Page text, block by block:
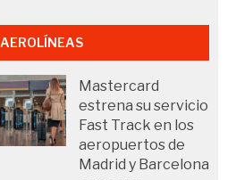
AEROLÍNEAS
Mastercard
estrena su servicio
Fast Track en los
aeropuertos de
Madrid y Barcelona